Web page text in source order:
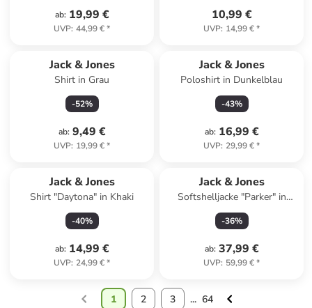
ab: 19,99 €
UVP: 44,99 €*
10,99 €
UVP: 14,99 €*
Jack & Jones
Shirt in Grau
-52%
ab: 9,49 €
UVP: 19,99 €*
Jack & Jones
Poloshirt in Dunkelblau
-43%
ab: 16,99 €
UVP: 29,99 €*
Jack & Jones
Shirt "Daytona" in Khaki
-40%
ab: 14,99 €
UVP: 24,99 €*
Jack & Jones
Softshelljacke "Parker" in
Beige
-36%
ab: 37,99 €
UVP: 59,99 €*
1 2 3 ... 64